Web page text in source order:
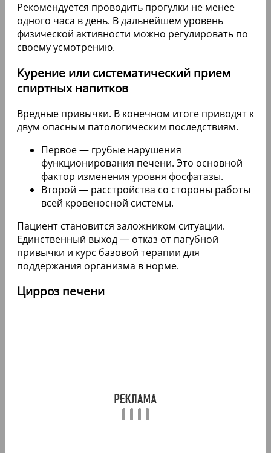
Рекомендуется проводить прогулки не менее
одного часа в день. В дальнейшем уровень
физической активности можно регулировать по
своему усмотрению.
Курение или систематический прием
спиртных напитков
Вредные привычки. В конечном итоге приводят к
двум опасным патологическим последствиям.
Первое — грубые нарушения
функционирования печени. Это основной
фактор изменения уровня фосфатазы.
Второй — расстройства со стороны работы
всей кровеносной системы.
Пациент становится заложником ситуации.
Единственный выход — отказ от пагубной
привычки и курс базовой терапии для
поддержания организма в норме.
Цирроз печени